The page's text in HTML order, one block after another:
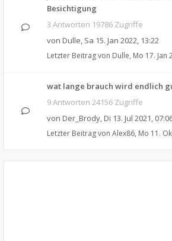
Besichtigung
3 Antworten 19786 Zugriffe
von Dulle, Sa 15. Jan 2022, 13:22
Letzter Beitrag von Dulle, Mo 17. Jan
wat lange brauch wird endlich
9 Antworten 24156 Zugriffe
von Der_Brody, Di 13. Jul 2021,
Letzter Beitrag von Alex86, Mo 11.